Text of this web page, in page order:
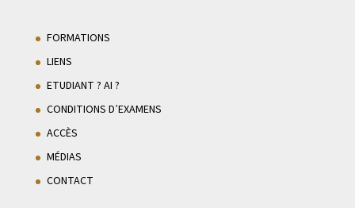
FORMATIONS
LIENS
ETUDIANT ? AI ?
CONDITIONS D’EXAMENS
ACCÈS
MÉDIAS
CONTACT